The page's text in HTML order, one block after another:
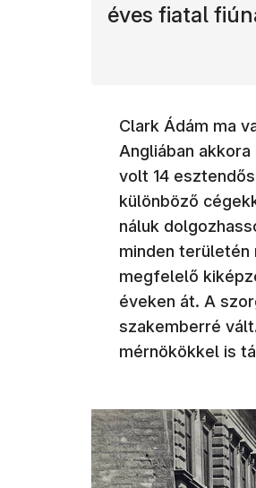
éves fiatal
Clark Ádám ma
Angliában
volt 14
különböző
náluk
minden területén
megfelelő
éveken át. A
szakemberré
mérnökökkel is